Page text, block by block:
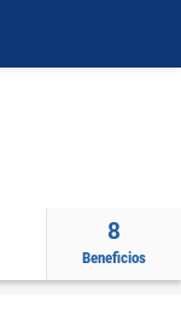
8
Beneficios